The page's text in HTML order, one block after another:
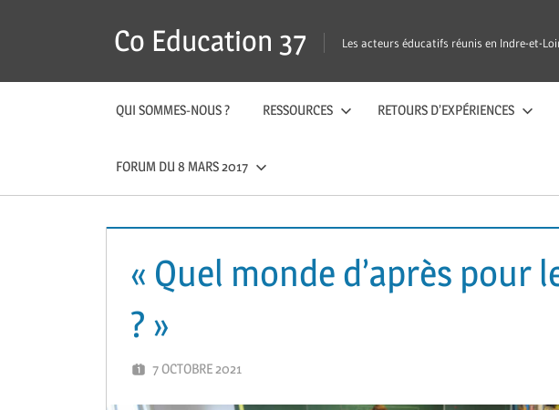
Co Education 37 Les acteurs éducatifs réunis en Indre-et-
QUI SOMMES-NOUS ? RESSOURCES RETOURS D’EXPÉRIENCES
FORUM DU 8 MARS 2017
« Quel monde d’après pour
? »
7 OCTOBRE 2021